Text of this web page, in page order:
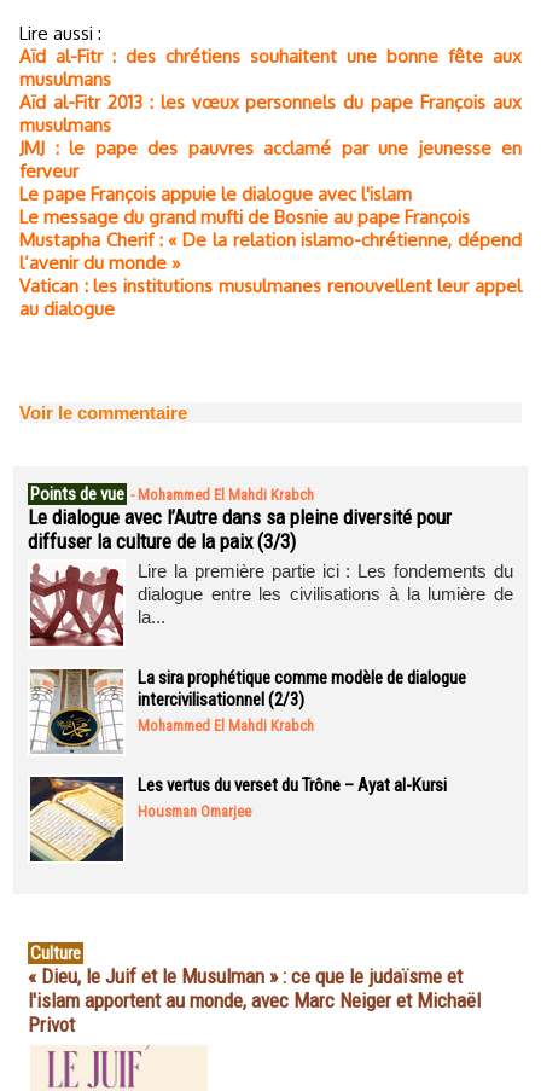
Lire aussi :
Aïd al-Fitr : des chrétiens souhaitent une bonne fête aux
musulmans
Aïd al-Fitr 2013 : les vœux personnels du pape François aux
musulmans
JMJ : le pape des pauvres acclamé par une jeunesse en
ferveur
Le pape François appuie le dialogue avec l'islam
Le message du grand mufti de Bosnie au pape François
Mustapha Cherif : « De la relation islamo-chrétienne, dépend
l’avenir du monde »
Vatican : les institutions musulmanes renouvellent leur appel
au dialogue
Voir le commentaire
Points de vue - Mohammed El Mahdi Krabch
Le dialogue avec l’Autre dans sa pleine diversité pour
diffuser la culture de la paix (3/3)
Lire la première partie ici : Les fondements du
dialogue entre les civilisations à la lumière de
la...
La sira prophétique comme modèle de dialogue
intercivilisationnel (2/3)
Mohammed El Mahdi Krabch
Les vertus du verset du Trône – Ayat al-Kursi
Housman Omarjee
Culture
« Dieu, le Juif et le Musulman » : ce que le judaïsme et
l'islam apportent au monde, avec Marc Neiger et Michaël
Privot